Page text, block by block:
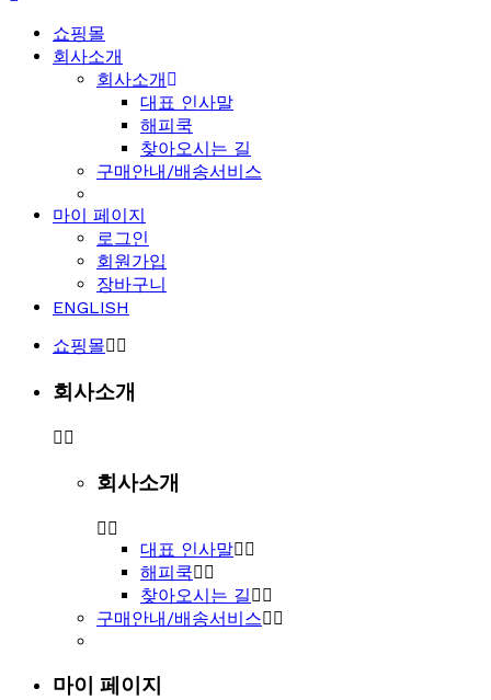
쇼핑몰
회사소개
회사소개
대표 인사말
해피쿡
찾아오시는 길
구매안내/배송서비스
마이 페이지
로그인
회원가입
장바구니
ENGLISH
쇼핑몰
회사소개
회사소개
대표 인사말
해피쿡
찾아오시는 길
구매안내/배송서비스
마이 페이지